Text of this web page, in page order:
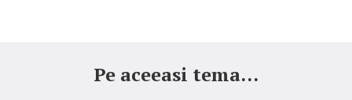
Pe aceeasi tema...